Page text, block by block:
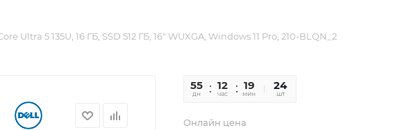
Ultra 5 135U, 16 ГБ, SSD 512 ГБ, 16″ WUXGA, Windows 11 Pro, 210-BLQN_2
55
дн
12
час
19
мин
39
сек
24
шт
Онлайн цена